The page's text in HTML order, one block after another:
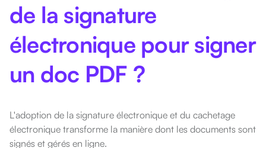
de la signature
électronique pour signer
un doc PDF ?
L'adoption de la signature électronique et du cachetage
électronique transforme la manière dont les documents sont
signés et gérés en ligne.